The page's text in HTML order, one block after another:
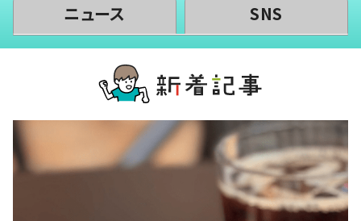
ニュース SNS